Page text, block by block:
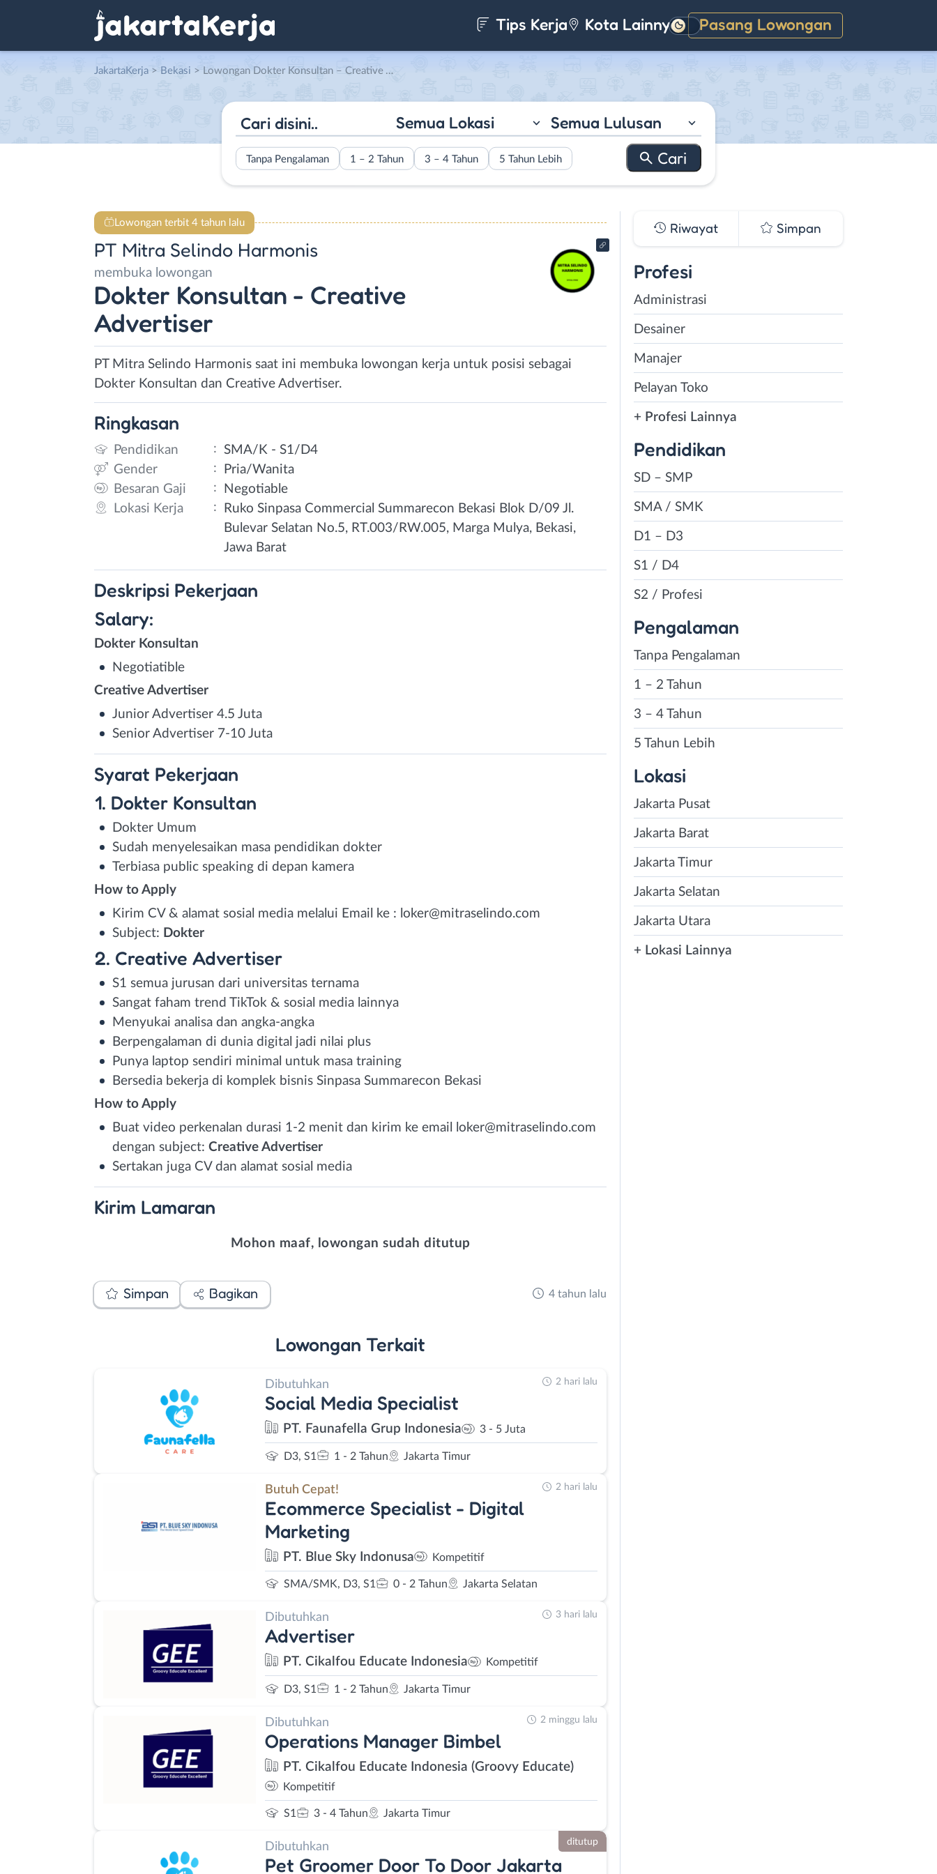
Tips Kerja Kota Lainnya Pasang Lowongan
Gelap
JakartaKerja > Bekasi > Lowongan Dokter Konsultan – Creative Advertiser di PT Mitra Selindo Harmonis
Semua Lokasi Semua Lulusan
Tanpa Pengalaman 1 – 2 Tahun 3 – 4 Tahun 5 Tahun Lebih
Lowongan terbit 4 tahun lalu
PT Mitra Selindo Harmonis
membuka lowongan
Dokter Konsultan - Creative
Advertiser
PT Mitra Selindo Harmonis saat ini membuka lowongan kerja untuk posisi sebagai
Dokter Konsultan dan Creative Advertiser.
Ringkasan
Pendidikan : SMA/K - S1/D4
Gender
:
Pria/Wanita
Besaran Gaji
:
Negotiable
Lokasi Kerja
:
Ruko Sinpasa Commercial Summarecon Bekasi Blok D/09 Jl.
Bulevar Selatan No.5, RT.003/RW.005, Marga Mulya, Bekasi,
Jawa Barat
Deskripsi Pekerjaan
Salary:
Dokter Konsultan
Negotiatible
Creative Advertiser
Junior Advertiser 4.5 Juta
Senior Advertiser 7-10 Juta
Syarat Pekerjaan
1. Dokter Konsultan
Dokter Umum
Sudah menyelesaikan masa pendidikan dokter
Terbiasa public speaking di depan kamera
How to Apply
Kirim CV & alamat sosial media melalui Email ke : loker@mitraselindo.com
Subject: Dokter
2. Creative Advertiser
S1 semua jurusan dari universitas ternama
Sangat faham trend TikTok & sosial media lainnya
Menyukai analisa dan angka-angka
Berpengalaman di dunia digital jadi nilai plus
Punya laptop sendiri minimal untuk masa training
Bersedia bekerja di komplek bisnis Sinpasa Summarecon Bekasi
How to Apply
Buat video perkenalan durasi 1-2 menit dan kirim ke email
loker@mitraselindo.com
dengan subject: Creative Advertiser
Sertakan juga CV dan alamat sosial media
Kirim Lamaran
Mohon maaf, lowongan sudah ditutup
Simpan Bagikan 4 tahun lalu
Lowongan Terkait
Dibutuhkan
Social Media Specialist
PT. Faunafella Grup Indonesia 3 - 5 Juta
D3, S1 1 - 2 Tahun Jakarta Timur
2 hari lalu
Butuh Cepat!
Ecommerce Specialist - Digital
Marketing
PT. Blue Sky Indonusa Kompetitif
SMA/SMK, D3, S1 0 - 2 Tahun Jakarta Selatan
2 hari lalu
Dibutuhkan
Advertiser
PT. Cikalfou Educate Indonesia Kompetitif
D3, S1 1 - 2 Tahun Jakarta Timur
3 hari lalu
Dibutuhkan
Operations Manager Bimbel
PT. Cikalfou Educate Indonesia (Groovy Educate)
Kompetitif
S1 3 - 4 Tahun Jakarta Timur
2 minggu lalu
Dibutuhkan
Pet Groomer Door To Door Jakarta
ditutup
Riwayat Simpan
Profesi
Administrasi
Desainer
Manajer
Pelayan Toko
+ Profesi Lainnya
Pendidikan
SD – SMP
SMA / SMK
D1 – D3
S1 / D4
S2 / Profesi
Pengalaman
Tanpa Pengalaman
1 – 2 Tahun
3 – 4 Tahun
5 Tahun Lebih
Lokasi
Jakarta Pusat
Jakarta Barat
Jakarta Timur
Jakarta Selatan
Jakarta Utara
+ Lokasi Lainnya